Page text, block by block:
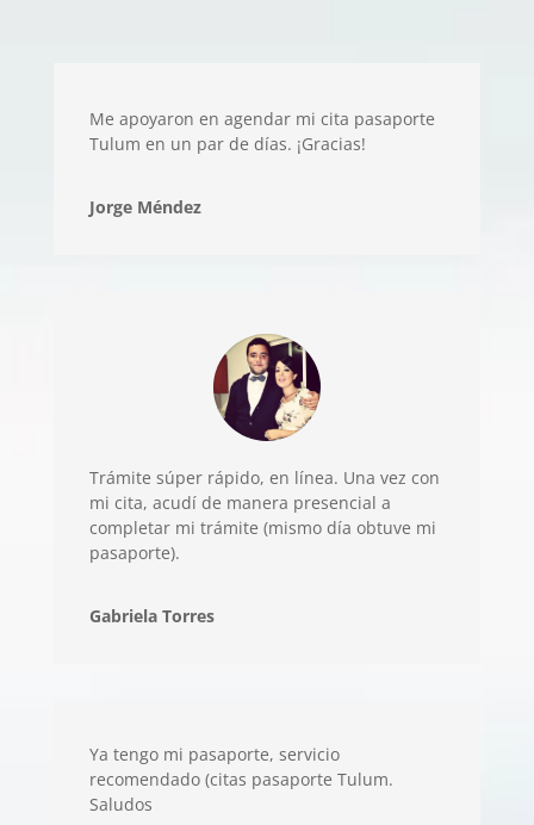
Me apoyaron en agendar mi cita pasaporte
Tulum en un par de días. ¡Gracias!
Jorge Méndez
Trámite súper rápido, en línea. Una vez con
mi cita, acudí de manera presencial a
completar mi trámite (mismo día obtuve mi
pasaporte).
Gabriela Torres
Ya tengo mi pasaporte, servicio
recomendado (citas pasaporte Tulum.
Saludos